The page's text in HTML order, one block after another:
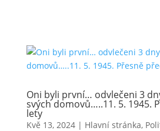
Oni byli první… odvlečeni 3
svých domovů…..11. 5. 1945.
lety
Kvě 13, 2024| Hlavní stránka,